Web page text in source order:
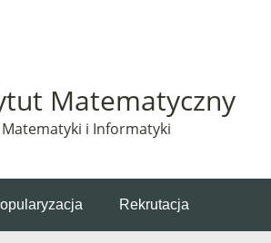
Matematyczny
Matematyki i Informatyki
Rekrutacja